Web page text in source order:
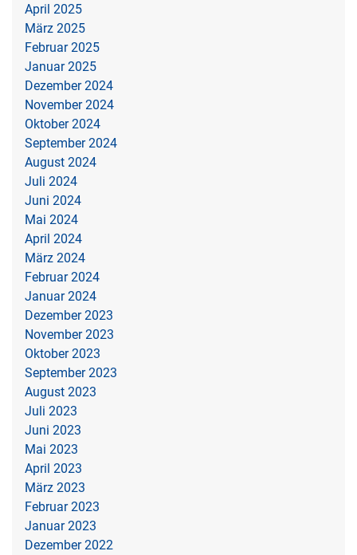
April 2025
März 2025
Februar 2025
Januar 2025
Dezember 2024
November 2024
Oktober 2024
September 2024
August 2024
Juli 2024
Juni 2024
Mai 2024
April 2024
März 2024
Februar 2024
Januar 2024
Dezember 2023
November 2023
Oktober 2023
September 2023
August 2023
Juli 2023
Juni 2023
Mai 2023
April 2023
März 2023
Februar 2023
Januar 2023
Dezember 2022